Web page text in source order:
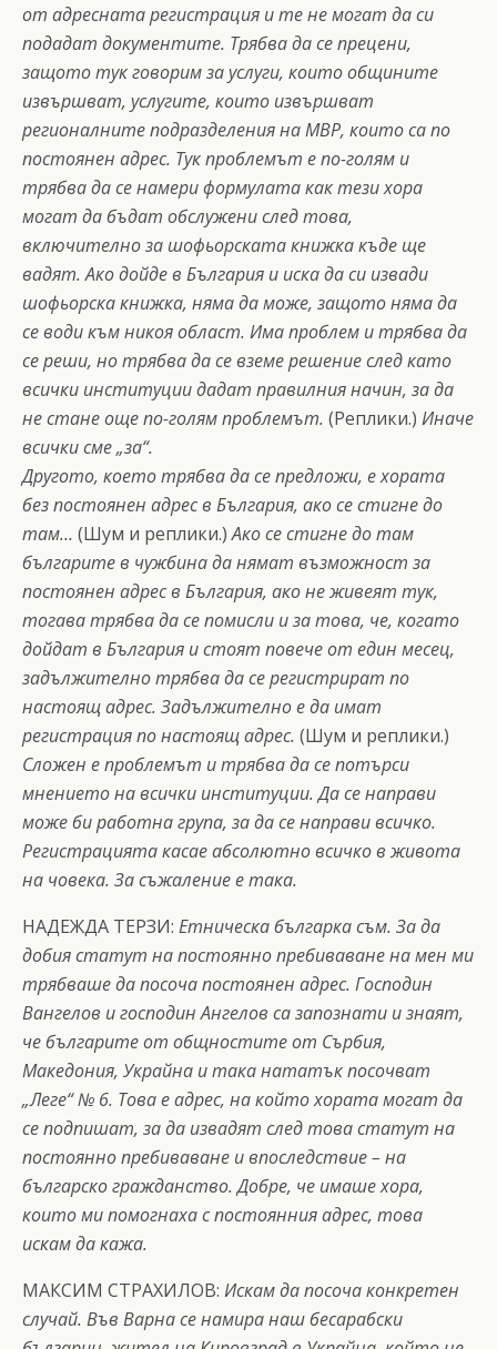
от адресната регистрация и те не могат да си
подадат документите. Трябва да се прецени,
защото тук говорим за услуги, които общините
извършват, услугите, които извършват
регионалните подразделения на МВР, които са по
постоянен адрес. Тук проблемът е по-голям и
трябва да се намери формулата как тези хора
могат да бъдат обслужени след това,
включително за шофьорската книжка къде ще
вадят. Ако дойде в България и иска да си извади
шофьорска книжка, няма да може, защото няма да
се води към никоя област. Има проблем и трябва да
се реши, но трябва да се вземе решение след като
всички институции дадат правилния начин, за да
не стане още по-голям проблемът. (Реплики.) Иначе
всички сме „за“.
Другото, което трябва да се предложи, е хората
без постоянен адрес в България, ако се стигне до
там… (Шум и реплики.)Ако се стигне до там
българите в чужбина да нямат възможност за
постоянен адрес в България, ако не живеят тук,
тогава трябва да се помисли и за това, че, когато
дойдат в България и стоят повече от един месец,
задължително трябва да се регистрират по
настоящ адрес. Задължително е да имат
регистрация по настоящ адрес. (Шум и реплики.)
Сложен е проблемът и трябва да се потърси
мнението на всички институции. Да се направи
може би работна група, за да се направи всичко.
Регистрацията касае абсолютно всичко в живота
на човека. За съжаление е така.
НАДЕЖДА ТЕРЗИ: Етническа българка съм. За да
добия статут на постоянно пребиваване на мен ми
трябваше да посоча постоянен адрес. Господин
Вангелов и господин Ангелов са запознати и знаят,
че българите от общностите от Сърбия,
Македония, Украйна и така нататък посочват
„Леге“ № 6. Това е адрес, на който хората могат да
се подпишат, за да извадят след това статут на
постоянно пребиваване и впоследствие – на
българско гражданство. Добре, че имаше хора,
които ми помогнаха с постоянния адрес, това
искам да кажа.
МАКСИМ СТРАХИЛОВ: Искам да посоча конкретен
случай. Във Варна се намира наш бесарабски